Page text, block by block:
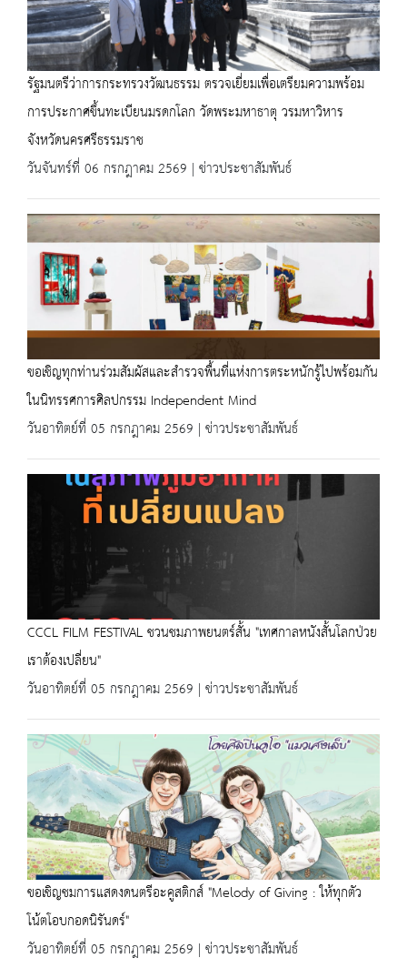
รัฐมนตรีว่าการกระทรวงวัฒนธรรม ตรวจเยี่ยมเพื่อเตรียมความพร้อม
การประกาศขึ้นทะเบียนมรดกโลก วัดพระมหาธาตุ วรมหาวิหาร
จังหวัดนครศรีธรรมราช
วันจันทร์ที่ 06 กรกฎาคม 2569 | ข่าวประชาสัมพันธ์
ขอเชิญทุกท่านร่วมสัมผัสและสำรวจพื้นที่แห่งการตระหนักรู้ไปพร้อมกัน
ในนิทรรศการศิลปกรรม Independent Mind
วันอาทิตย์ที่ 05 กรกฎาคม 2569 | ข่าวประชาสัมพันธ์
CCCL FILM FESTIVAL ชวนชมภาพยนตร์สั้น "เทศกาลหนังสั้นโลกป่วย
เราต้องเปลี่ยน"
วันอาทิตย์ที่ 05 กรกฎาคม 2569 | ข่าวประชาสัมพันธ์
ขอเชิญชมการแสดงดนตรีอะคูสติกส์ "Melody of Giving : ให้ทุกตัว
โน้ตโอบกอดนิรันดร์"
วันอาทิตย์ที่ 05 กรกฎาคม 2569 | ข่าวประชาสัมพันธ์